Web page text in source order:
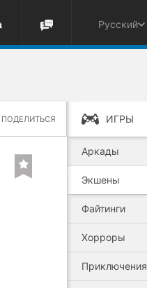
Русский
ПОДЕЛИТЬСЯ ИГРЫ
Аркады
Экшены
Файтинги
Хорроры
Приключения